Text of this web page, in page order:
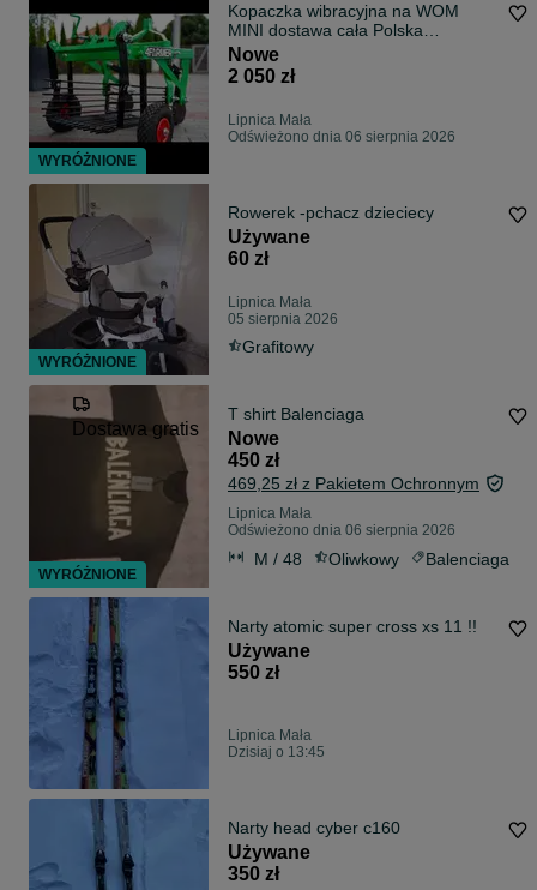
Kopaczka wibracyjna na WOM
MINI dostawa cała Polska
Promocja!
Nowe
2 050 zł
Lipnica Mała
Odświeżono dnia 06 sierpnia 2026
Rowerek -pchacz dzieciecy
Używane
60 zł
Lipnica Mała
05 sierpnia 2026
Grafitowy
Dostawa gratis
T shirt Balenciaga
Nowe
450 zł
469,25 zł z Pakietem Ochronnym
Lipnica Mała
Odświeżono dnia 06 sierpnia 2026
M / 48 Oliwkowy Balenciaga
Narty atomic super cross xs 11 !!
Używane
550 zł
Lipnica Mała
Dzisiaj o 13:45
Narty head cyber c160
Używane
350 zł
WYRÓŻNIONE
WYRÓŻNIONE
WYRÓŻNIONE